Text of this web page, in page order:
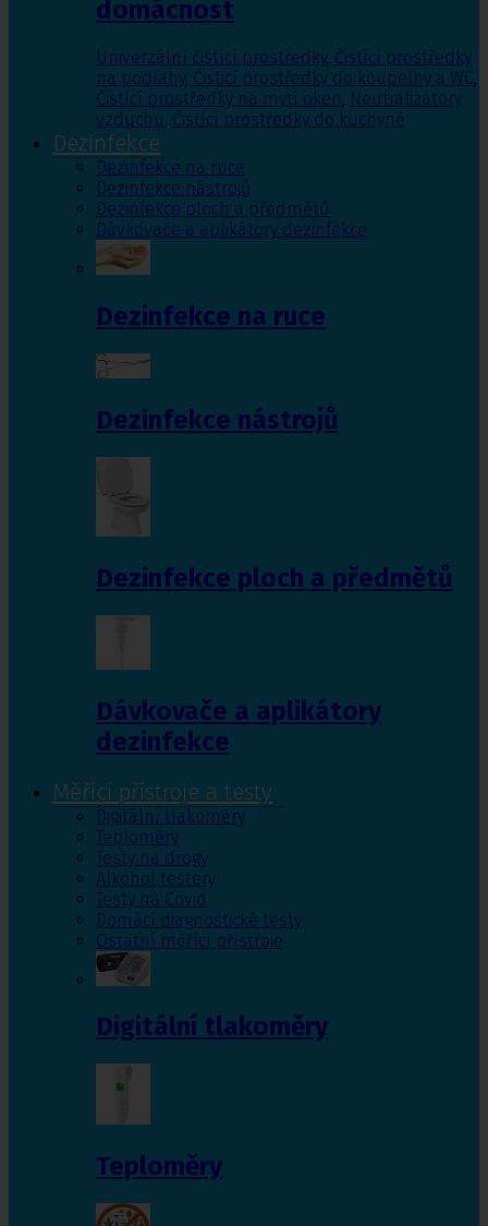
domácnost
Univerzální čistící prostředky, Čistící prostředky
na podlahy, Čisticí prostředky do koupelny a WC,
Čistící prostředky na mytí oken, Neutralizátory
vzduchu, Čistící prostředky do kuchyně
Dezinfekce
Dezinfekce na ruce
Dezinfekce nástrojů
Dezinfekce ploch a předmětů
Dávkovače a aplikátory dezinfekce
Dezinfekce na ruce
Dezinfekce nástrojů
Dezinfekce ploch a předmětů
Dávkovače a aplikátory
dezinfekce
Měřící přístroje a testy
Digitální tlakoměry
Teploměry
Testy na drogy
Alkohol testery
Testy na Covid
Domácí diagnostické testy
Ostatní měřící přístroje
Digitální tlakoměry
Teploměry